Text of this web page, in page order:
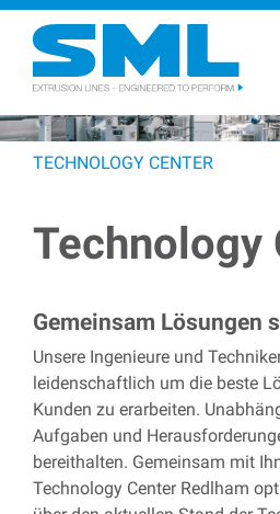
Skip
TECHNOLOGY CENTER
Technology
Gemeinsam Lösungen
Unsere Ingenieure und
leidenschaftlich um die beste
Kunden zu erarbeiten.
Aufgaben und
bereithalten. Gemeinsam mit
Technology Center Redlham